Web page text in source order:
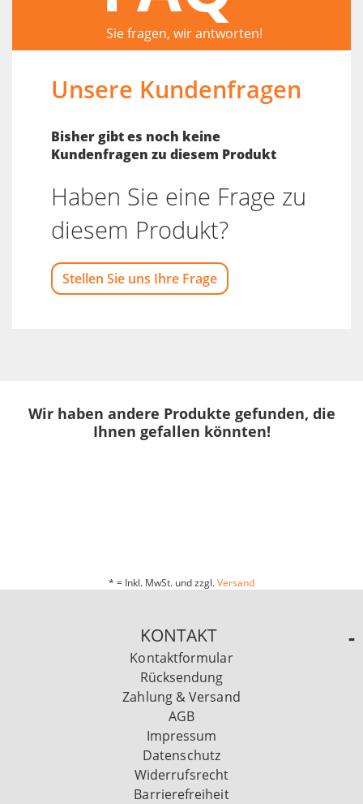
Sie fragen, wir antworten!
Unsere Kundenfragen
Bisher gibt es noch keine
Kundenfragen zu diesem Produkt
Haben Sie eine Frage zu
diesem Produkt?
Stellen Sie uns Ihre Frage
Wir haben andere Produkte gefunden, die
Ihnen gefallen könnten!
* = Inkl. MwSt. und zzgl.Versand
KONTAKT
Kontaktformular
Rücksendung
Zahlung & Versand
AGB
Impressum
Datenschutz
Widerrufsrecht
Barrierefreiheit